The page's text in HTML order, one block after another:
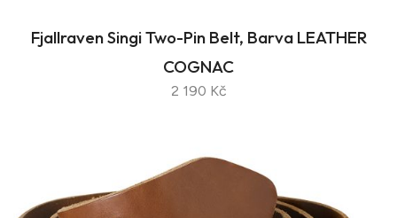
Fjallraven Singi Two-Pin Belt, Barva LEATHER
COGNAC
2 190 Kč